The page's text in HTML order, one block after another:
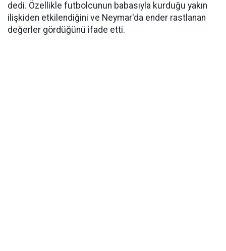
dedi. Özellikle futbolcunun babasıyla kurduğu yakın
ilişkiden etkilendiğini ve Neymar'da ender rastlanan
değerler gördüğünü ifade etti.